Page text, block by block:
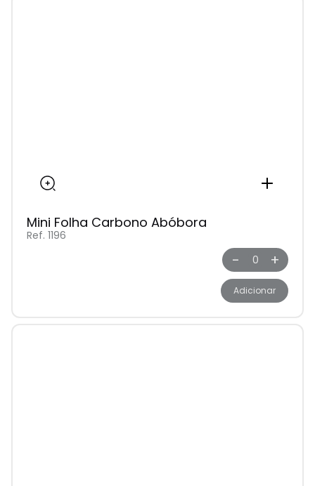
Mini Folha Carbono Abóbora
Ref. 1196
- +
Adicionar